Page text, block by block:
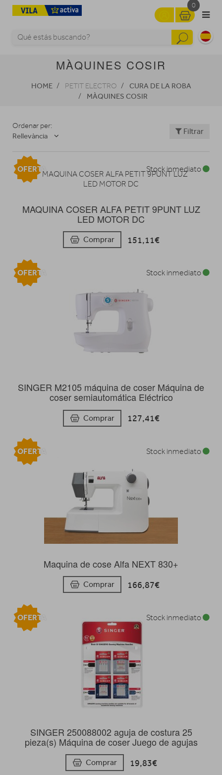
0
MÀQUINES COSIR
HOME PETIT ELECTRO
CURA DE LA ROBA
MÀQUINES COSIR
Ordenar per:
Rellevància
Filtrar
MAQUINA COSER ALFA PETIT 9PUNT LUZ
LED MOTOR DC
Comprar 151,11€
Stock inmediato
OFERTA
SINGER M2105 máquina de coser Máquina de
coser semiautomática Eléctrico
Comprar 127,41€
Stock inmediato
OFERTA
Maquina de cose Alfa NEXT 830+
Comprar 166,87€
Stock inmediato
OFERTA
SINGER 250088002 aguja de costura 25
pieza(s) Máquina de coser Juego de agujas
Comprar 19,83€
Stock inmediato
OFERTA